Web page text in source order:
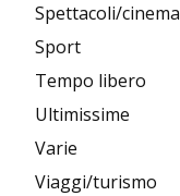
Spettacoli/cinema
Sport
Tempo libero
Ultimissime
Varie
Viaggi/turismo